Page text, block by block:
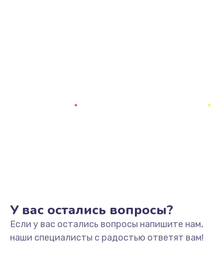
У вас остались вопросы?
Если у вас остались вопросы напишите нам,
наши специалисты с радостью ответят вам!